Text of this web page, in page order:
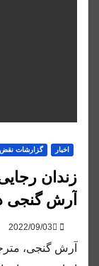
اخبار گزارشات
زندان
آرش گنجی
آرش گنجی،